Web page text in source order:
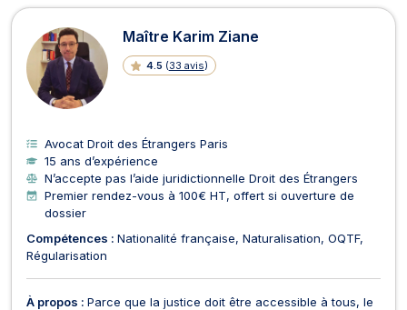
Maître Karim Ziane
4.5 (33 avis)
Avocat Droit des Étrangers Paris
15 ans d’expérience
N’accepte pas l’aide juridictionnelle Droit des Étrangers
Premier rendez-vous à 100€ HT, offert si ouverture de
dossier
Compétences : Nationalité française Naturalisation OQTF
Régularisation
À propos : Parce que la justice doit être accessible à tous, le